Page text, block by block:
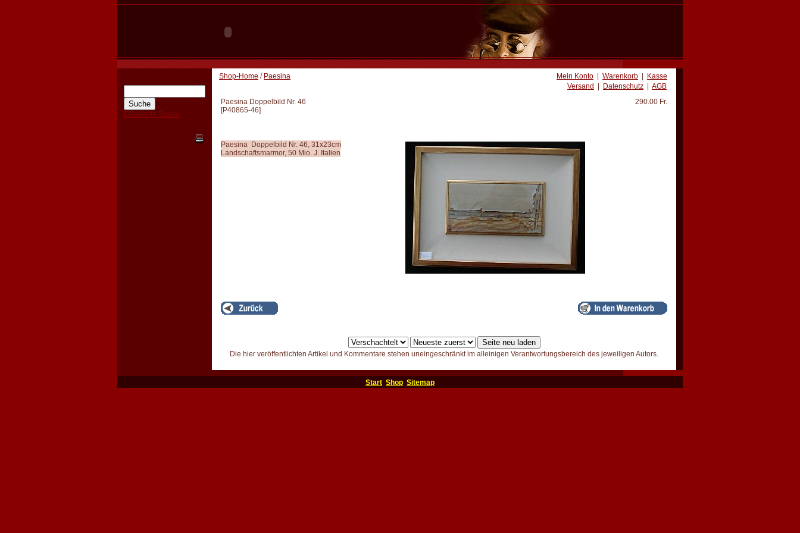
Erweiterte Suche
Shop-Home / Paesina Mein Konto Warenkorb
Kasse
Versand
Datenschutz
AGB
Paesina Doppelbild Nr. 46
[P40865-46]
290.00 Fr.
Paesina Doppelbild Nr. 46, 31x23cm
Landschaftsmarmor, 50 Mio. J. Italien
Die hier veröffentlichten Artikel und Kommentare stehen uneingeschränkt im alleinigen Verantwortungsbereich des jeweiligen Autors.
Start Shop Sitemap